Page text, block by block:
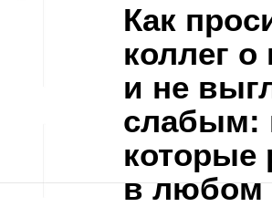
Как
коллег
и не
слабым:
которые
в любом